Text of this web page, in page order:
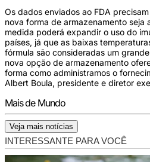
Os dados enviados ao FDA
nova forma de armazenamento seja
medida poderá expandir o uso do
países, já que as baixas
fórmula são consideradas um
nova opção de armazenamento
forma como administramos o
Albert Boula, presidente e diretor
Mais de Mundo
Veja mais notícias